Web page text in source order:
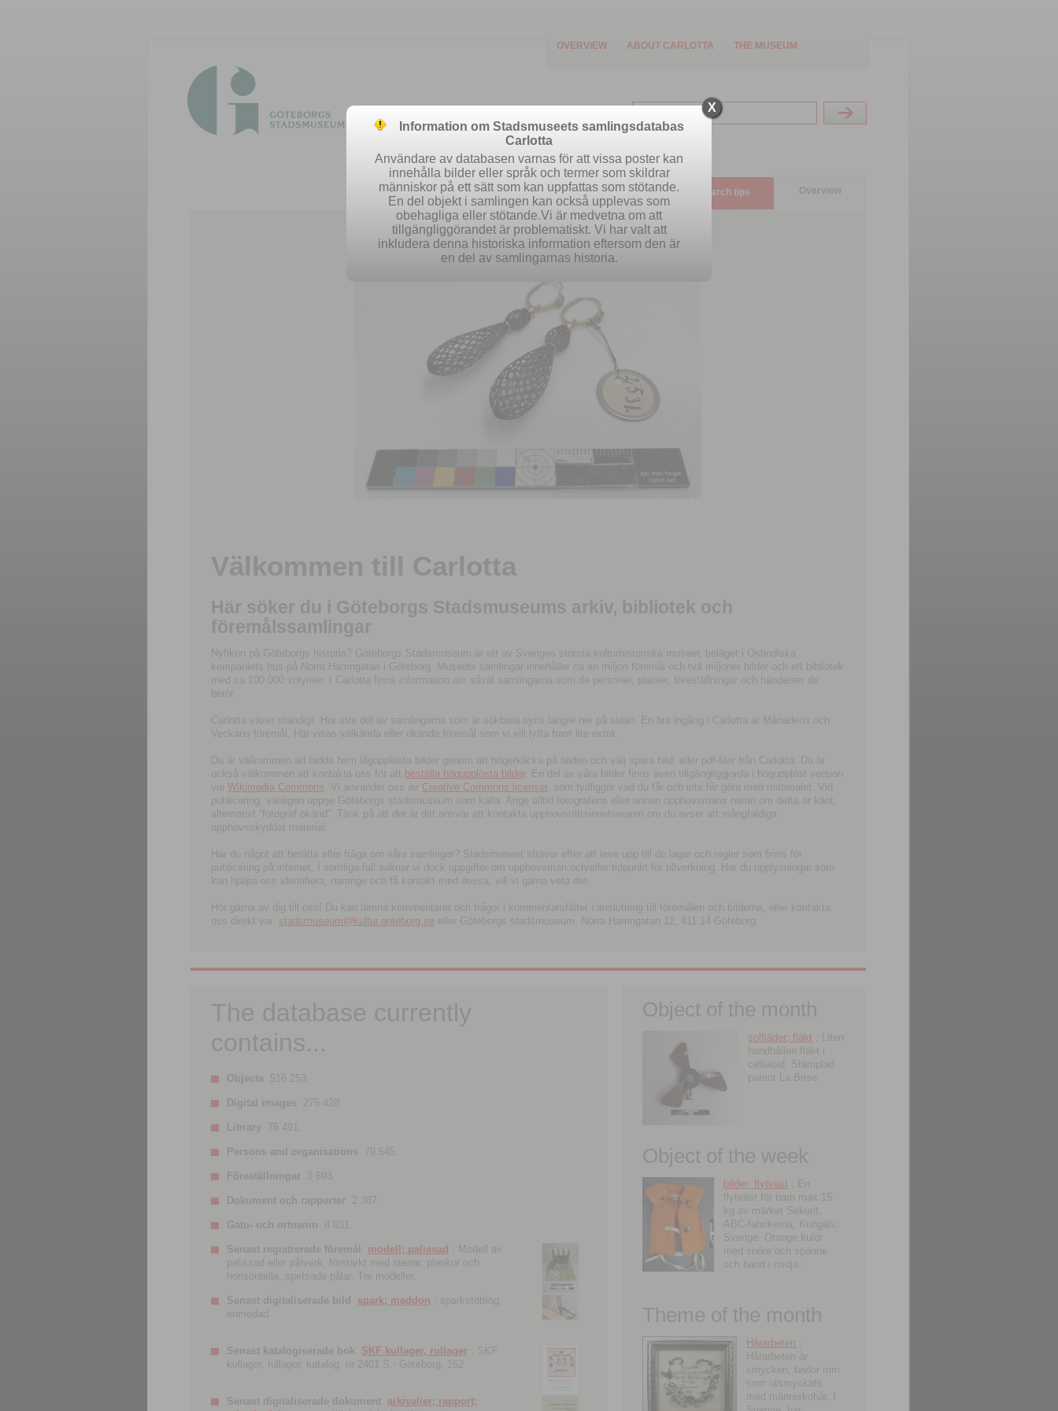
OVERVIEW ABOUT CARLOTTA THE MUSEUM
Easy search Advanced search Search tips Overview
Välkommen till Carlotta
Här söker du i Göteborgs Stadsmuseums arkiv, bibliotek och
föremålssamlingar
Nyfiken på Göteborgs historia? Göteborgs Stadsmuseum är ett av Sveriges största kulturhistoriska museer, beläget i Ostindiska
kompaniets hus på Norra Hamngatan i Göteborg. Museets samlingar innehåller ca en miljon föremål och två miljoner bilder och ett bibliotek
med ca 100 000 volymer. I Carlotta finns information om såväl samlingarna som de personer, platser, föreställningar och händelser de
berör.
Carlotta växer ständigt. Hur stor del av samlingarna som är sökbara syns längre ner på sidan. En bra ingång i Carlotta är Månadens och
Veckans föremål. Här visas välkända eller okända föremål som vi vill lyfta fram lite extra.
Du är välkommen att ladda hem lågupplösta bilder genom att högerklicka på bilden och välj spara bild, eller pdf-filer från Carlotta. Du är
också välkommen att kontakta oss för att beställa högupplösta bilder. En del av våra bilder finns även tillgängliggjorda i högupplöst version
via Wikimedia Commons . Vi använder oss av Creative Commons licenser, som tydliggör vad du får och inte får göra med materialet. Vid
publicering, vänligen uppge Göteborgs stadsmuseum som källa. Ange alltid fotografens eller annan upphovsmans namn om detta är känt,
alternativt ”fotograf okänd”. Tänk på att det är ditt ansvar att kontakta upphovsrättsinnehavaren om du avser att mångfaldiga
upphovsskyddat material.
Har du något att berätta eller fråga om våra samlingar? Stadsmuseet strävar efter att leva upp till de lagar och regler som finns för
publicering på internet. I somliga fall saknar vi dock uppgifter om upphovsman och/eller tidpunkt för tillverkning. Har du upplysningar som
kan hjälpa oss identifiera, namnge och få kontakt med dessa, vill vi gärna veta det.
Hör gärna av dig till oss! Du kan lämna kommentarer och frågor i kommentarsfältet i anslutning till föremålen och bilderna, eller kontakta
oss direkt via: stadsmuseum@kultur.goteborg.se eller Göteborgs stadsmuseum, Norra Hamngatan 12, 411 14 Göteborg.
The database currently
contains...
Objects 516 253.
Digital images 275 428.
Library 76 491.
Persons and organisations 79 545.
Föreställningar 3 693.
Dokument och rapporter 2 387.
Gatu- och ortnamn 8 031.
Senast registrerade föremål modell; palissad
; Modell av
palissad eller pålverk, förstärkt med stenar, plankor och
horisontella, spetsade pålar. Tre modeller.
Senast digitaliserade bild spark; meddon ; sparkstötting,
enmedad
Senast katalogiserade bok SKF kullager, rullager ; SKF
kullager, rullager, katalog. nr 2401 S.- Göteborg, 162
Senast digitaliserade dokument arkivalier; rapport;
Object of the month
solfjäder; fläkt ; Liten
handhållen fläkt i
celluloid. Stämplad
patent La Brise.
Object of the week
bilder; flytväst ; En
flytväst för barn max 15
kg av märket Sekurit,
ABC-fabrikerna, Kungälv,
Sverige. Orange kulör
med snöre och spänne
och band i midja.
Theme of the month
Hårarbeten
Hårarbeten är
smycken, tavlor mm
som utsmyckats
med människohår. I
X
Information om Stadsmuseets samlingsdatabas
Carlotta
Användare av databasen varnas för att vissa poster kan
innehålla bilder eller språk och termer som skildrar
människor på ett sätt som kan uppfattas som stötande.
En del objekt i samlingen kan också upplevas som
obehagliga eller stötande.Vi är medvetna om att
tillgängliggörandet är problematiskt. Vi har valt att
inkludera denna historiska information eftersom den är
en del av samlingarnas historia.